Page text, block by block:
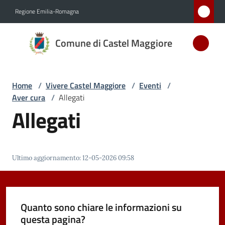
Regione Emilia-Romagna
Comune di Castel Maggiore
Comune
di Castel
D'ARGENTO
AL MERITO
Amministrazione
Novità
Servizi
Home / Vivere Castel Maggiore / Eventi /
Aver cura / Allegati
Allegati
Ultimo aggiornamento:12-05-2026 09:58
Quanto sono chiare le informazioni su
questa pagina?